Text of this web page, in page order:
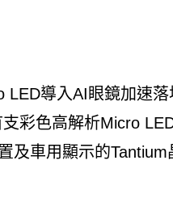
LED導入AI眼鏡加速
彩色高解析Micro
及車用顯示的